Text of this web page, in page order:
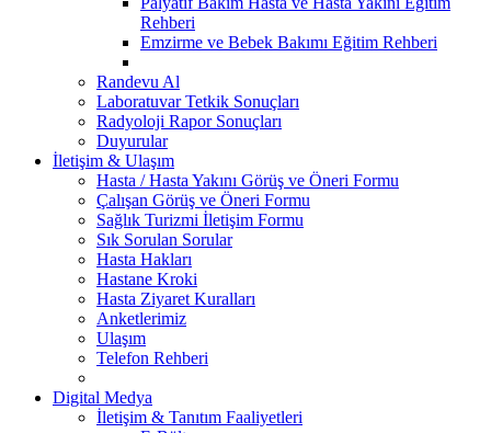
Rehberi
Emzirme ve Bebek Bakımı Eğitim Rehberi
Randevu Al
Laboratuvar Tetkik Sonuçları
Radyoloji Rapor Sonuçları
Duyurular
İletişim & Ulaşım
Hasta / Hasta Yakını Görüş ve Öneri Formu
Çalışan Görüş ve Öneri Formu
Sağlık Turizmi İletişim Formu
Sık Sorulan Sorular
Hasta Hakları
Hastane Kroki
Hasta Ziyaret Kuralları
Anketlerimiz
Ulaşım
Telefon Rehberi
Digital Medya
İletişim & Tanıtım Faaliyetleri